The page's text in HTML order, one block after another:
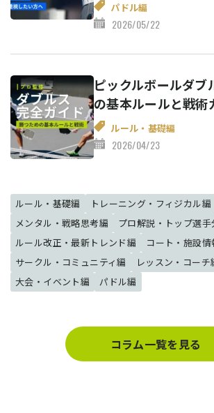
パドル編
2026/05/22
ピックルボールダブ
の基本ルールと戦術
ルール・基礎編
2026/04/23
ルール・基礎編
トレーニング・フィジカル編
メンタル・戦略思考編
プロ解説・トップ選手
ルール改正・最新トレンド編
コート・施設情
サークル・コミュニティ編
レッスン・コーチ
大会・イベント編
パドル編
コラム一覧を見る